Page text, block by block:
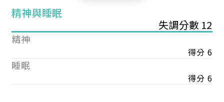
精神與睡眠
失調分數 12
精神
得分 6
睡眠
得分 6